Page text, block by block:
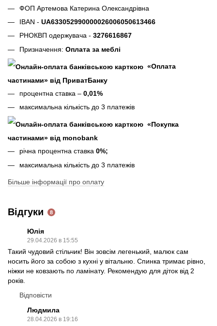
ФОП Артемова Катерина Олександрівна
IBAN - UA633052990000026006050613466
РНОКВП одержувача - 3276616867
Призначення: Оплата за меблі
«Оплата
частинами» від ПриватБанку
процентна ставка – 0,01%
максимальна кількість до 3 платежів
«Покупка
частинами» від monobank
річна процентна ставка 0%;
максимальна кількість до 3 платежів
Більше інформації про оплату
Відгуки 8
Юлія
29.04.2026 в 15:55
Такий чудовий стільчик! Він зовсім легенький, малюк сам
носить його за собою з кухні у вітальню. Спинка тримає рівно,
ніжки не ковзають по ламінату. Рекомендую для діток від 2
років.
Відповісти
Людмила
28.04.2026 в 19:16